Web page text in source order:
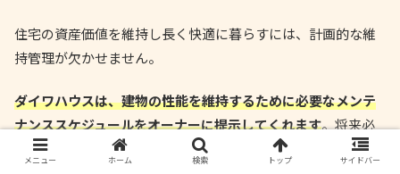
住宅の資産価値を維持し長く快適に暮らすには、計画的な維
持管理が欠かせません。
ダイワハウスは、建物の性能を維持するために必要なメンテ
ナンススケジュールをオーナーに提示してくれます。将来必
要となる修繕費用の目安をあらかじめ把握し、計画的に積み
メニュー ホーム 検索 トップ サイドバー